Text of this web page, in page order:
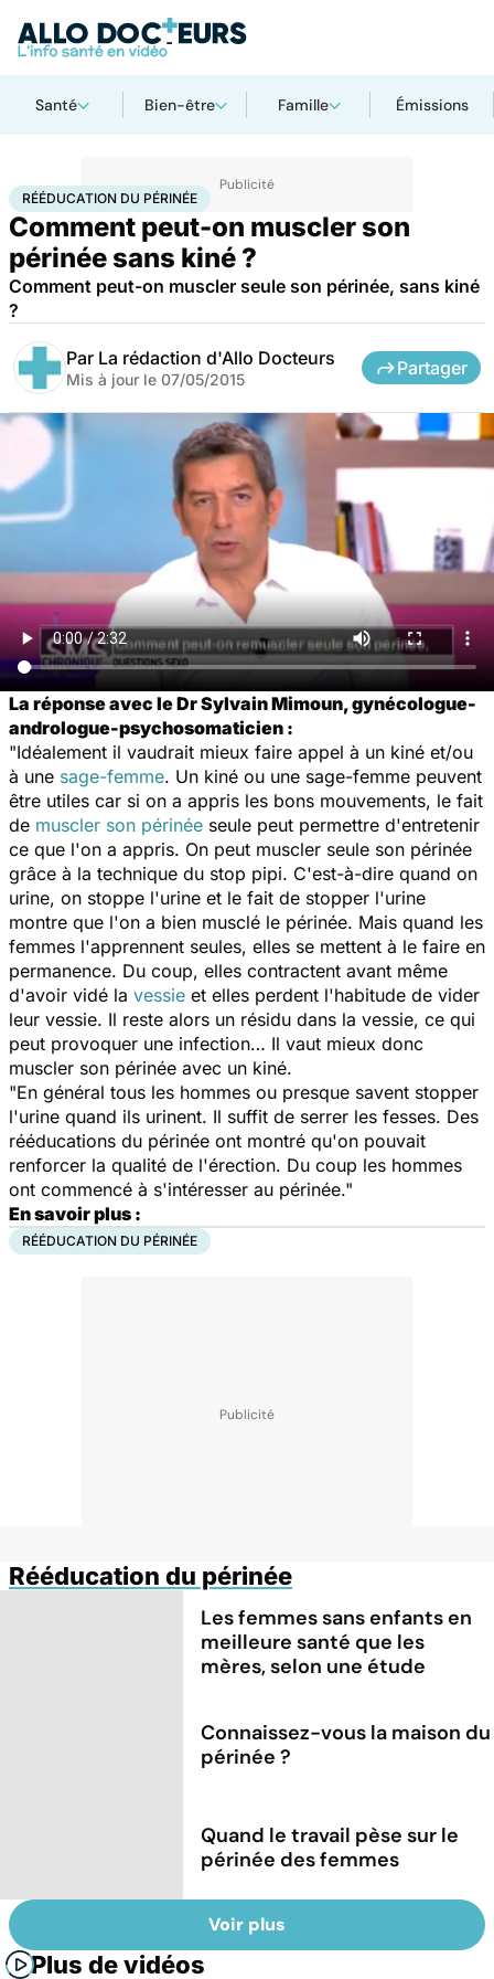
Santé Bien-être Famille Émissions
AccueilSantéRééducation du périnée
RÉÉDUCATION DU PÉRINÉE
Comment peut-on muscler son
périnée sans kiné ?
Comment peut-on muscler seule son périnée, sans kiné
?
Par La rédaction d'Allo Docteurs
Mis à jour le 07/05/2015
Partager
La réponse avec le Dr Sylvain Mimoun, gynécologue-
andrologue-psychosomaticien :
"Idéalement il vaudrait mieux faire appel à un kiné et/ou
à une sage-femme. Un kiné ou une sage-femme peuvent
être utiles car si on a appris les bons mouvements, le fait
de muscler son périnée seule peut permettre d'entretenir
ce que l'on a appris. On peut muscler seule son périnée
grâce à la technique du stop pipi. C'est-à-dire quand on
urine, on stoppe l'urine et le fait de stopper l'urine
montre que l'on a bien musclé le périnée. Mais quand les
femmes l'apprennent seules, elles se mettent à le faire en
permanence. Du coup, elles contractent avant même
d'avoir vidé la vessie et elles perdent l'habitude de vider
leur vessie. Il reste alors un résidu dans la vessie, ce qui
peut provoquer une infection… Il vaut mieux donc
muscler son périnée avec un kiné.
"En général tous les hommes ou presque savent stopper
l'urine quand ils urinent. Il suffit de serrer les fesses. Des
rééducations du périnée ont montré qu'on pouvait
renforcer la qualité de l'érection. Du coup les hommes
ont commencé à s'intéresser au périnée."
En savoir plus :
RÉÉDUCATION DU PÉRINÉE
Rééducation du périnée
Les femmes sans enfants en
meilleure santé que les
mères, selon une étude
Connaissez-vous la maison du
périnée ?
Quand le travail pèse sur le
périnée des femmes
Voir plus
Plus de vidéos